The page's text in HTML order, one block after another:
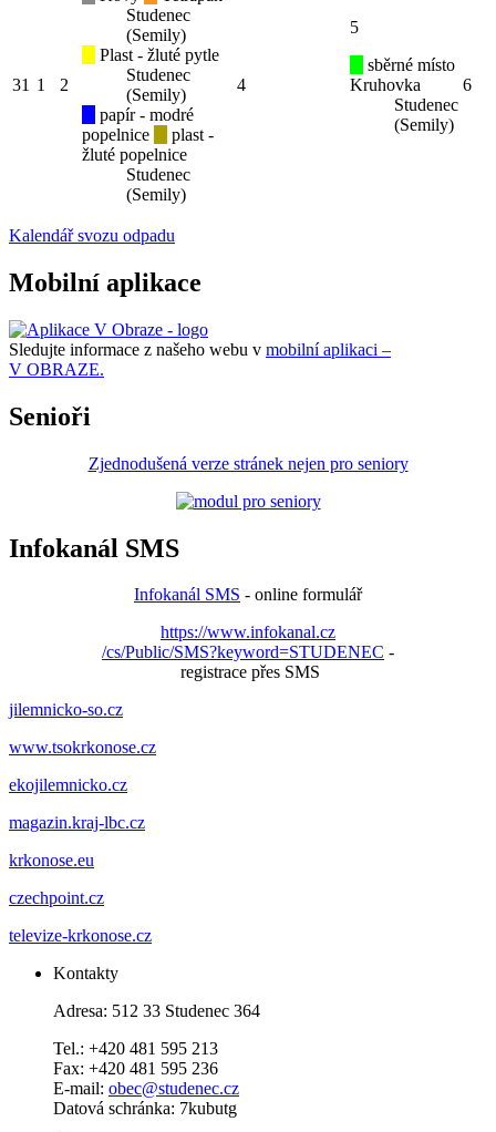
31 1 2
Studenec
(Semily)
Plast - žluté pytle
Studenec
(Semily)
papír - modré
popelnice
plast -
žluté popelnice
Studenec
(Semily)
4
5
sběrné místo
Kruhovka
Studenec
(Semily)
6
Kalendář svozu odpadu
Mobilní aplikace
Sledujte informace z našeho webu v mobilní aplikaci –
V OBRAZE.
Senioři
Zjednodušená verze stránek nejen pro seniory
Infokanál SMS
Infokanál SMS - online formulář
https://www.infokanal.cz
/cs/Public/SMS?keyword=STUDENEC -
registrace přes SMS
jilemnicko-so.cz
www.tsokrkonose.cz
ekojilemnicko.cz
magazin.kraj-lbc.cz
krkonose.eu
czechpoint.cz
televize-krkonose.cz
Kontakty
Adresa: 512 33 Studenec 364
Tel.: +420 481 595 213
Fax: +420 481 595 236
E-mail: obec@studenec.cz
Datová schránka: 7kubutg